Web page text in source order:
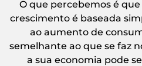
O que percebemos é
crescimento é baseada
ao aumento de
semelhante ao que se faz
a sua economia pode